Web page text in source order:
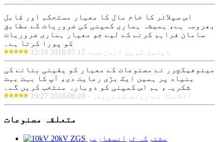
اس سپلائر کا خام مال کا معیار مستحکم اور قابل
بھروسہ ہے، ہمیشہ ہماری کمپنی کی ضروریات کے مطابق
سامان فراہم کرنے کے لیے جو معیار ہماری ضروریات
کو پورا کرتا ہے۔
ڈینیل کوپن اردن سے - 2018.07.12 12:19
مینوفیکچرر نے مصنوعات کے معیار کو یقینی بنانے کی
بنیاد پر ہمیں ایک بڑی رعایت دی، آپ کا بہت بہت
شکریہ، ہم اس کمپنی کو دوبارہ منتخب کریں گے۔
اٹلانٹا سے روتھ کے ذریعہ - 2018.06.28 19:27
متعلقہ مصنوعات